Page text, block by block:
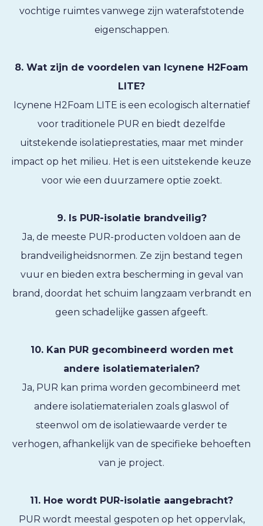
vochtige ruimtes vanwege zijn waterafstotende
eigenschappen.
8. Wat zijn de voordelen van Icynene H2Foam
LITE?
Icynene H2Foam LITE is een ecologisch alternatief
voor traditionele PUR en biedt dezelfde
uitstekende isolatieprestaties, maar met minder
impact op het milieu. Het is een uitstekende keuze
voor wie een duurzamere optie zoekt.
9. Is PUR-isolatie brandveilig?
Ja, de meeste PUR-producten voldoen aan de
brandveiligheidsnormen. Ze zijn bestand tegen
vuur en bieden extra bescherming in geval van
brand, doordat het schuim langzaam verbrandt en
geen schadelijke gassen afgeeft.
10. Kan PUR gecombineerd worden met
andere isolatiematerialen?
Ja, PUR kan prima worden gecombineerd met
andere isolatiematerialen zoals glaswol of
steenwol om de isolatiewaarde verder te
verhogen, afhankelijk van de specifieke behoeften
van je project.
11. Hoe wordt PUR-isolatie aangebracht?
PUR wordt meestal gespoten op het oppervlak,